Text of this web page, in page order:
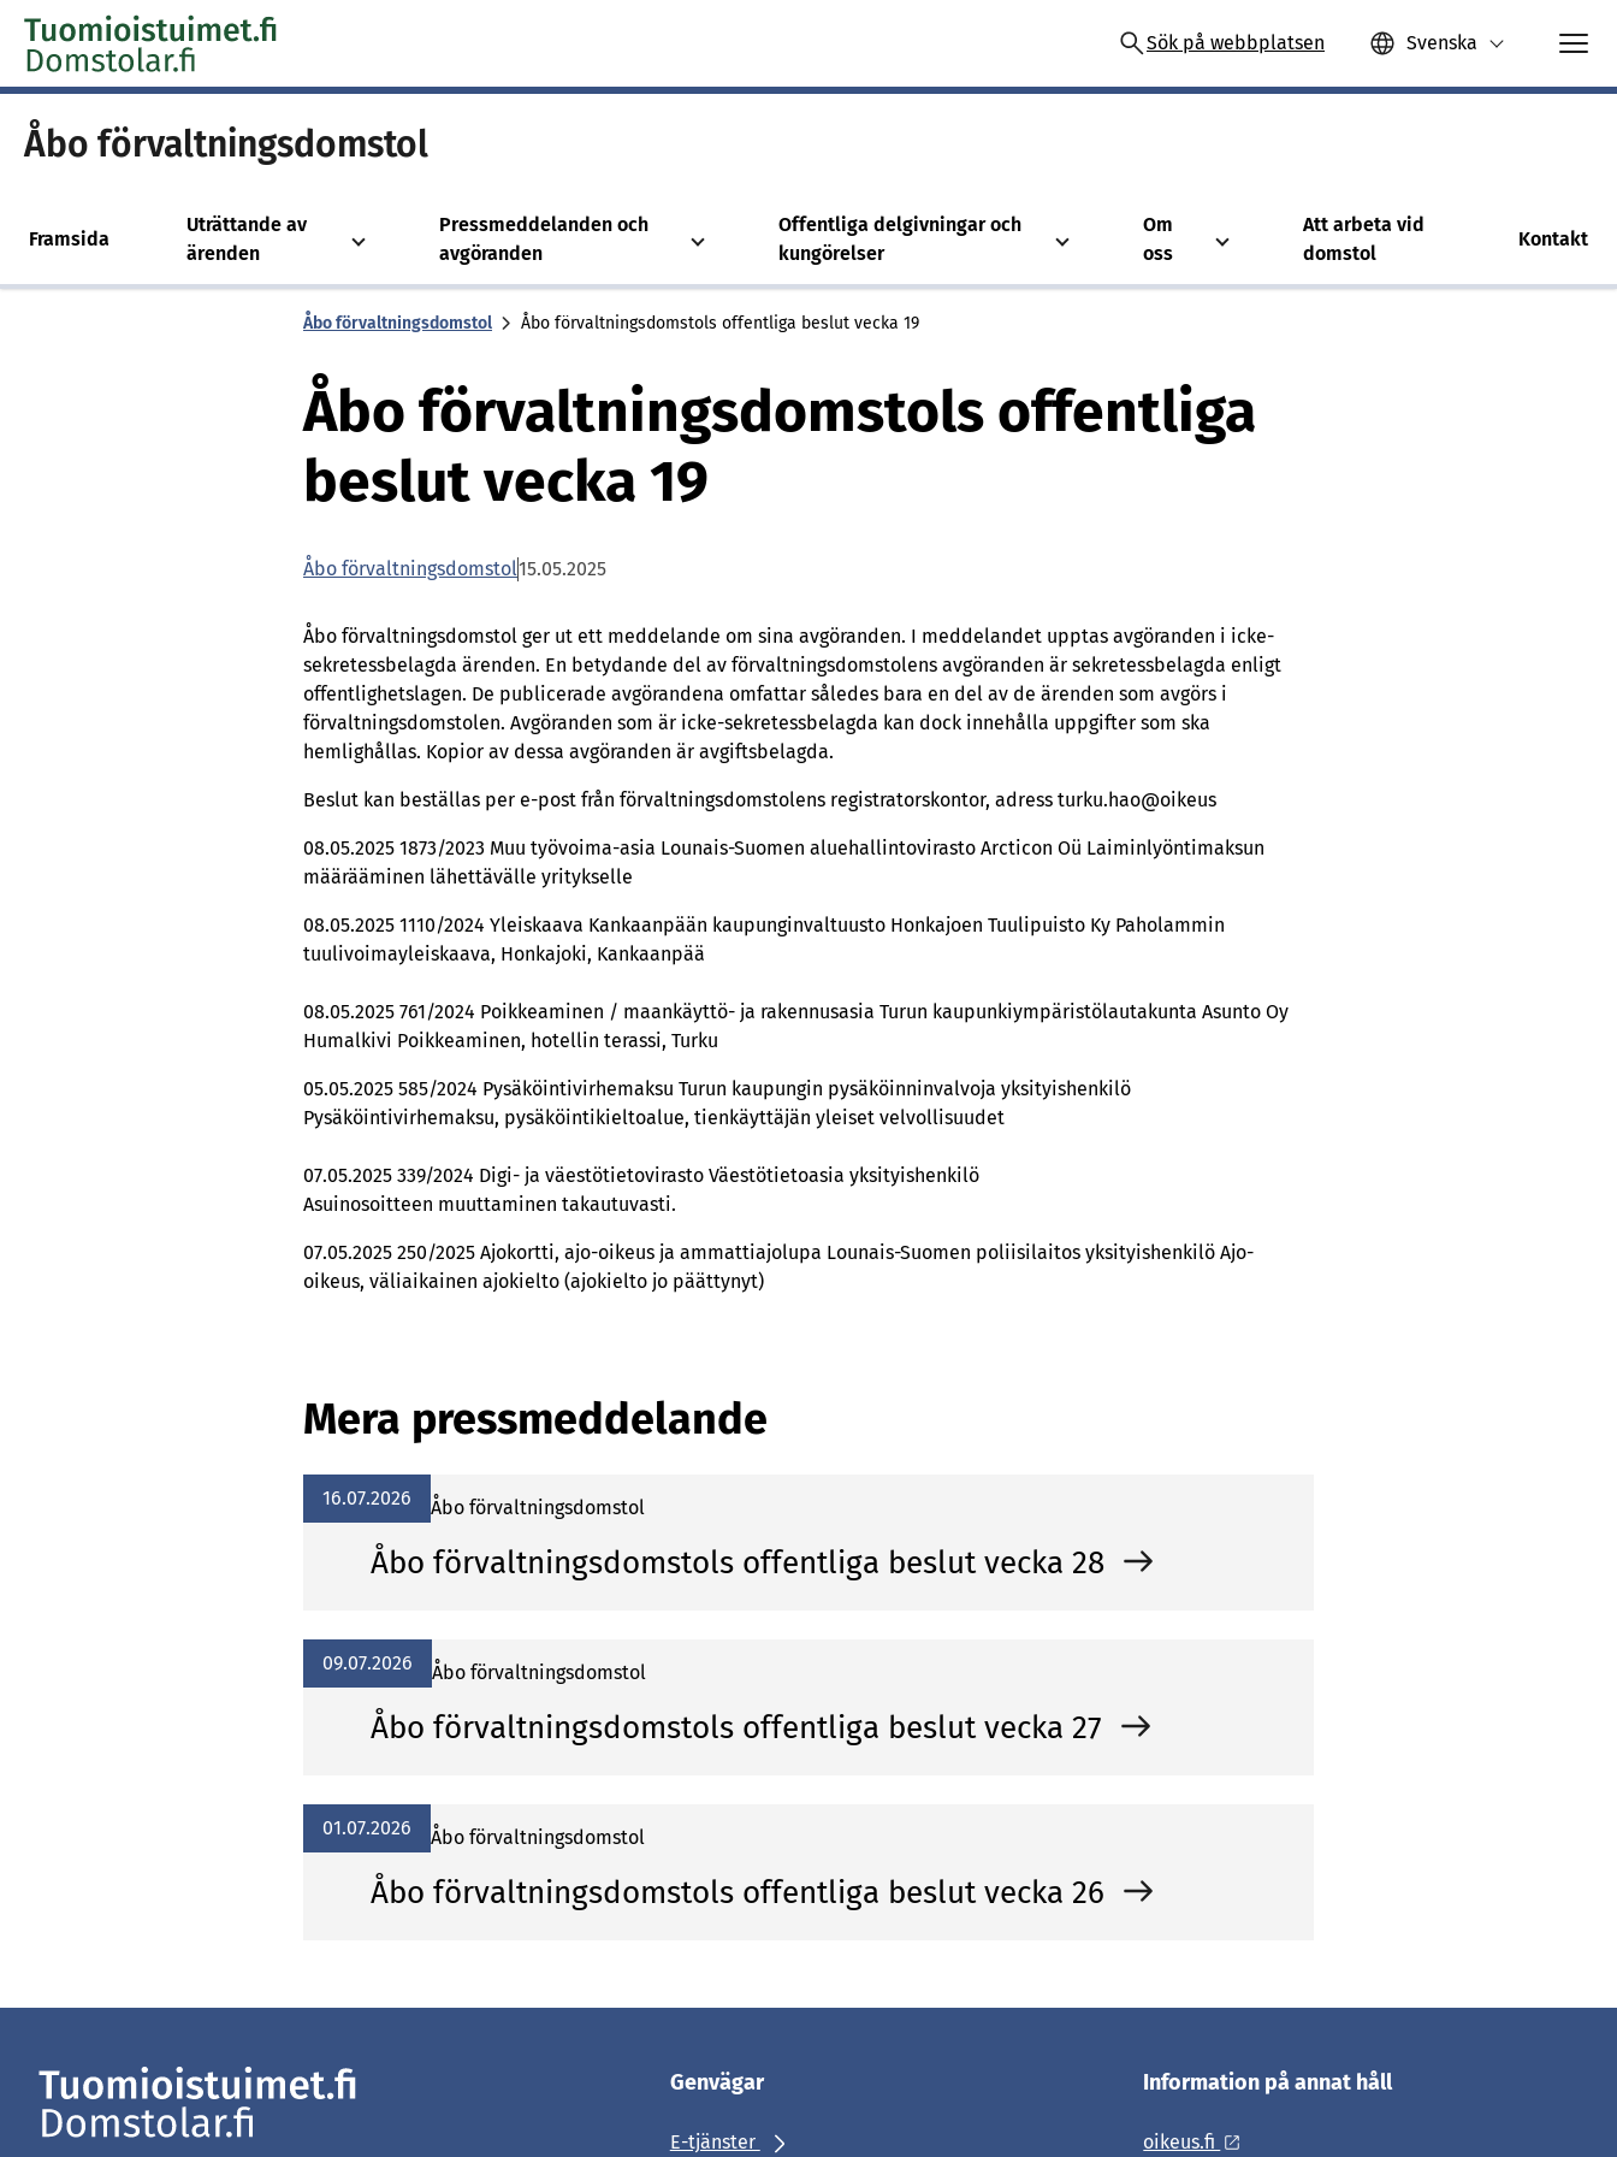
Skip to content -saavutettavuusohje
Sök på webbplatsen Svenska
Åbo för­valt­nings­dom­stol
Framsida
Uträttande av
ärenden
Pressmeddelanden och
avgöranden
Offentliga delgivningar och
kungörelser
Om
oss
Att arbeta vid
domstol
Kontakt
Åbo för­valt­nings­dom­stol Åbo förvaltningsdomstols offentliga beslut vecka 19
Åbo förvaltningsdomstols offentliga
beslut vecka 19
Åbo förvaltningsdomstol15.05.2025
Åbo förvaltningsdomstol ger ut ett meddelande om sina avgöranden. I meddelandet upptas avgöranden i icke-
sekretessbelagda ärenden. En betydande del av förvaltningsdomstolens avgöranden är sekretessbelagda enligt
offentlighetslagen. De publicerade avgörandena omfattar således bara en del av de ärenden som avgörs i
förvaltningsdomstolen. Avgöranden som är icke-sekretessbelagda kan dock innehålla uppgifter som ska
hemlighållas. Kopior av dessa avgöranden är avgiftsbelagda.
Beslut kan beställas per e-post från förvaltningsdomstolens registratorskontor, adress turku.hao@oikeus
08.05.2025 1873/2023 Muu työvoima-asia Lounais-Suomen aluehallintovirasto Arcticon Oü Laiminlyöntimaksun
määrääminen lähettävälle yritykselle
08.05.2025 1110/2024 Yleiskaava Kankaanpään kaupunginvaltuusto Honkajoen Tuulipuisto Ky Paholammin
tuulivoimayleiskaava, Honkajoki, Kankaanpää
08.05.2025 761/2024 Poikkeaminen / maankäyttö- ja rakennusasia Turun kaupunkiympäristölautakunta Asunto Oy
Humalkivi Poikkeaminen, hotellin terassi, Turku
05.05.2025 585/2024 Pysäköintivirhemaksu Turun kaupungin pysäköinninvalvoja yksityishenkilö
Pysäköintivirhemaksu, pysäköintikieltoalue, tienkäyttäjän yleiset velvollisuudet
07.05.2025 339/2024 Digi- ja väestötietovirasto Väestötietoasia yksityishenkilö
Asuinosoitteen muuttaminen takautuvasti.
07.05.2025 250/2025 Ajokortti, ajo-oikeus ja ammattiajolupa Lounais-Suomen poliisilaitos yksityishenkilö Ajo-
oikeus, väliaikainen ajokielto (ajokielto jo päättynyt)
Mera pressmeddelande
16.07.2026 Åbo förvaltningsdomstol
Åbo förvaltningsdomstols offentliga beslut vecka 28
09.07.2026 Åbo förvaltningsdomstol
Åbo förvaltningsdomstols offentliga beslut vecka 27
01.07.2026 Åbo förvaltningsdomstol
Åbo förvaltningsdomstols offentliga beslut vecka 26
Genvägar
E-tjänster
Information på annat håll
oikeus.fi